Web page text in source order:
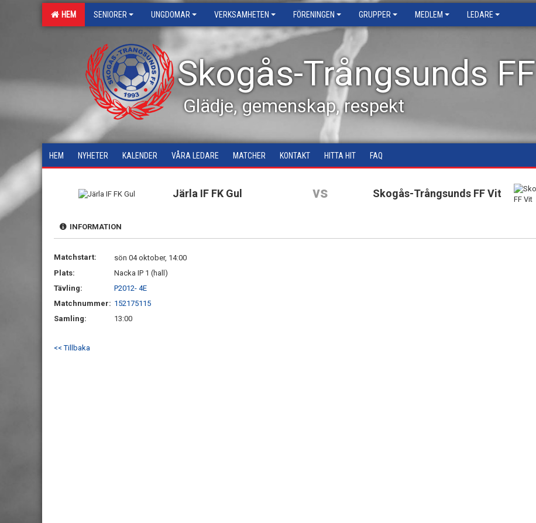
HEM SENIORER UNGDOMAR VERKSAMHETEN FÖRENINGEN GRUPPER MEDLEM LEDARE
Skogås-Trångsunds FF
Glädje, gemenskap, respekt
HEM NYHETER KALENDER VÅRA LEDARE MATCHER KONTAKT HITTA HIT FAQ
Järla IF FK Gul vs Skogås-Trångsunds FF Vit
INFORMATION
Matchstart:
sön 04 oktober, 14:00
Plats:
Nacka IP 1 (hall)
Tävling:
P2012- 4E
Matchnummer: 152175115
Samling:
13:00
<< Tillbaka